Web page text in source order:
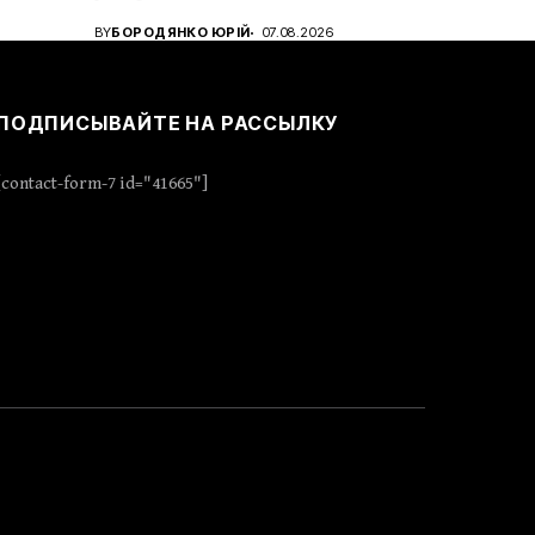
BYБОРОДЯНКО ЮРІЙ 07.08.2026
НА РАССЫЛКУ
[contact-form-7 id="41665"]